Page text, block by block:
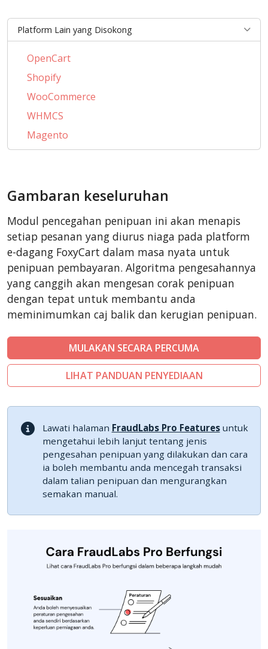
Platform Lain yang Disokong
OpenCart
Shopify
WooCommerce
WHMCS
Magento
PrestaShop
AbanteCart
LiteCart
ZenCart
PinnacleCart
Easy Digital Downloads
nopCommerce
ThirtyBees
Shopware
Sylius
Gambaran keseluruhan
Modul pencegahan penipuan ini akan menapis
setiap pesanan yang diurus niaga pada platform
e-dagang FoxyCart dalam masa nyata untuk
penipuan pembayaran. Algoritma pengesahannya
yang canggih akan mengesan corak penipuan
dengan tepat untuk membantu anda
meminimumkan caj balik dan kerugian penipuan.
MULAKAN SECARA PERCUMA
LIHAT PANDUAN PENYEDIAAN
Lawati halaman FraudLabs Pro Featuresuntuk
mengetahui lebih lanjut tentang jenis
pengesahan penipuan yang dilakukan dan cara
ia boleh membantu anda mencegah transaksi
dalam talian penipuan dan mengurangkan
semakan manual.